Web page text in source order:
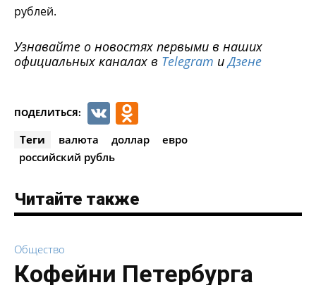
рублей.
Узнавайте о новостях первыми в наших
официальных каналах в Telegram иДзене
ПОДЕЛИТЬСЯ: VK
Теги валюта доллар
евро
российский рубль
Читайте также
Общество
Кофейни Петербурга